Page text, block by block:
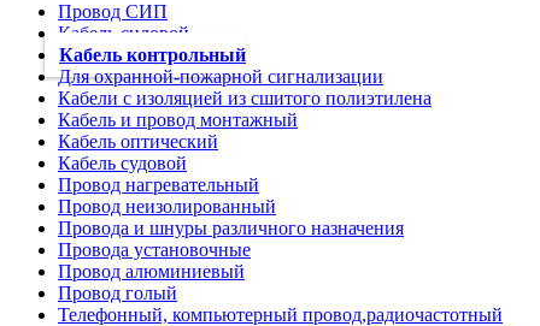
Провод СИП
Кабель силовой
Кабель контрольный
Для охранной-пожарной сигнализации
Кабели с изоляцией из сшитого полиэтилена
Кабель и провод монтажный
Кабель оптический
Кабель судовой
Провод нагревательный
Провод неизолированный
Провода и шнуры различного назначения
Провода установочные
Провод алюминиевый
Провод голый
Телефонный, компьютерный провод,радиочастотный